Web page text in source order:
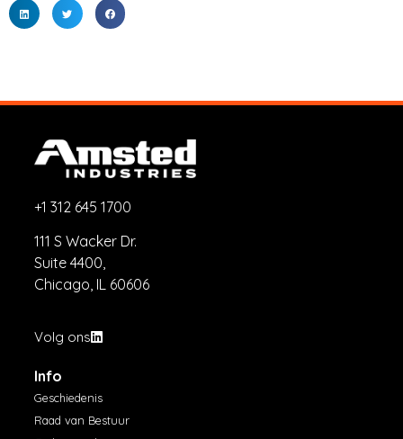
+1 312 645 1700
111 S Wacker Dr.
Suite 4400,
Chicago, IL 60606
Volg ons
Info
Geschiedenis
Raad van Bestuur